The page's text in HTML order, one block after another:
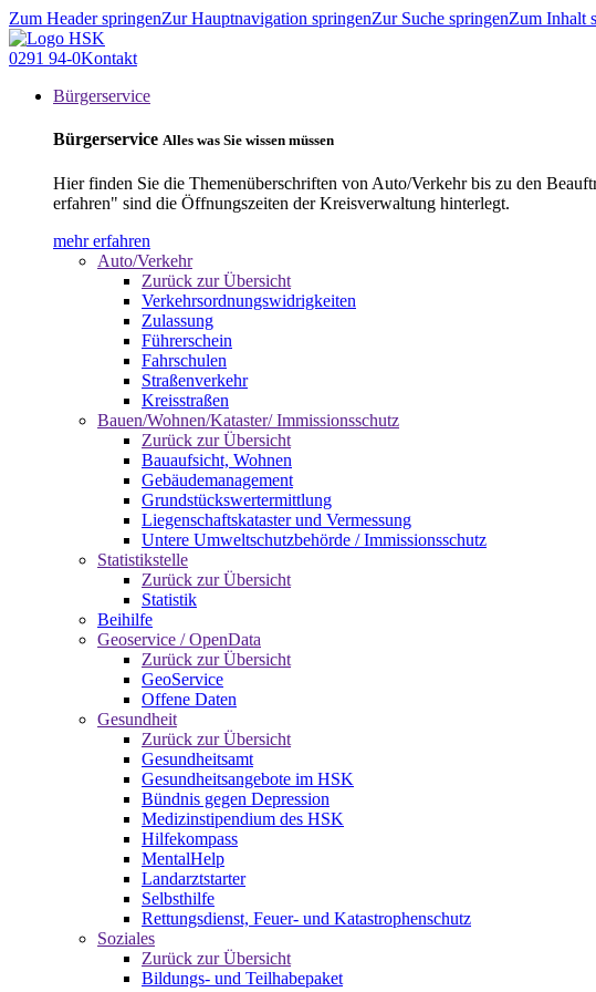
Zum Header springenZur Hauptnavigation springenZur Suche springenZum Inhalt
0291 94-0Kontakt
Bürgerservice
Bürgerservice Alles was Sie wissen müssen
Hier finden Sie die Themenüberschriften von Auto/Verkehr bis zu den
erfahren" sind die Öffnungszeiten der Kreisverwaltung hinterlegt.
mehr erfahren
Auto/Verkehr
Zurück zur Übersicht
Verkehrsordnungswidrigkeiten
Zulassung
Führerschein
Fahrschulen
Straßenverkehr
Kreisstraßen
Bauen/Wohnen/Kataster/ Immissionsschutz
Zurück zur Übersicht
Bauaufsicht, Wohnen
Gebäudemanagement
Grundstückswertermittlung
Liegenschaftskataster und Vermessung
Untere Umweltschutzbehörde / Immissionsschutz
Statistikstelle
Zurück zur Übersicht
Statistik
Beihilfe
Geoservice / OpenData
Zurück zur Übersicht
GeoService
Offene Daten
Gesundheit
Zurück zur Übersicht
Gesundheitsamt
Gesundheitsangebote im HSK
Bündnis gegen Depression
Medizinstipendium des HSK
Hilfekompass
MentalHelp
Landarztstarter
Selbsthilfe
Rettungsdienst, Feuer- und Katastrophenschutz
Soziales
Zurück zur Übersicht
Bildungs- und Teilhabepaket